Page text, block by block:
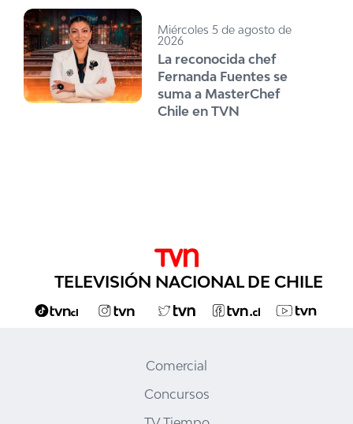
Miércoles 5 de agosto de
2026
La reconocida chef
Fernanda Fuentes se
suma a MasterChef
Chile en TVN
TELEVISIÓN NACIONAL DE CHILE
Comercial
Concursos